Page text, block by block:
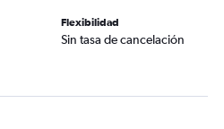
Flexibilidad
Sin tasa de cancelación